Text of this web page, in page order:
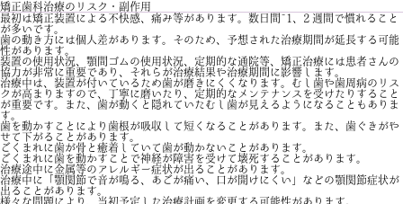
矯正歯科治療のリスク・副作用
最初は矯正装置による不快感、痛み等があります。数日間~1、2 週間で慣れること
が多いです。
歯の動き方には個人差があります。そのため、予想された治療期間が延長する可能
性があります。
装置の使用状況、顎間ゴムの使用状況、定期的な通院等、矯正治療には患者さんの
協力が非常に重要であり、それらが治療結果や治療期間に影響します。
治療中は、装置が付いているため歯が磨きにくくなります。むし歯や歯周病のリス
クが高まりますので、丁寧に磨いたり、定期的なメンテナンスを受けたりすること
が重要です。また、歯が動くと隠れていたむし歯が見えるようになることもありま
す。
歯を動かすことにより歯根が吸収して短くなることがあります。また、歯ぐきがや
せて下がることがあります。
ごくまれに歯が骨と癒着していて歯が動かないことがあります。
ごくまれに歯を動かすことで神経が障害を受けて壊死することがあります。
治療途中に金属等のアレルギー症状が出ることがあります。
治療中に「顎関節で音が鳴る、あごが痛い、口が開けにくい」などの顎関節症状が
出ることがあります。
様々な問題により、当初予定した治療計画を変更する可能性があります。